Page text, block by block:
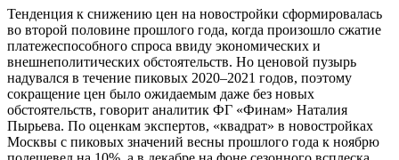
Тенденция к снижению цен на новостройки сформировалась
во второй половине прошлого года, когда произошло сжатие
платежеспособного спроса ввиду экономических и
внешнеполитических обстоятельств. Но ценовой пузырь
надувался в течение пиковых 2020–2021 годов, поэтому
сокращение цен было ожидаемым даже без новых
обстоятельств, говорит аналитик ФГ «Финам» Наталия
Пырьева. По оценкам экспертов, «квадрат» в новостройках
Москвы с пиковых значений весны прошлого года к ноябрю